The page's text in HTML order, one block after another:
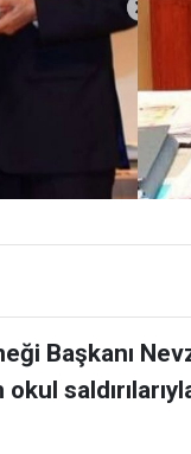
Başkanı